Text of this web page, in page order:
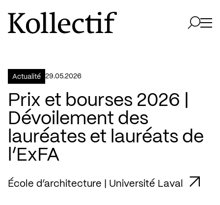
Aller à la page d'accueil
Logo Kollectif
Actualité 29.05.2026
Prix et bourses 2026 |
Dévoilement des
lauréates et lauréats de
l’ExFA
École d’architecture | Université Laval